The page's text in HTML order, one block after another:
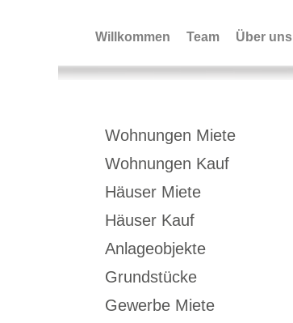
Willkommen Team Über uns
Immobiliensuche+Bild
Wohnungen Miete
Wohnungen Kauf
Häuser Miete
Häuser Kauf
Anlageobjekte
Grundstücke
Gewerbe Miete